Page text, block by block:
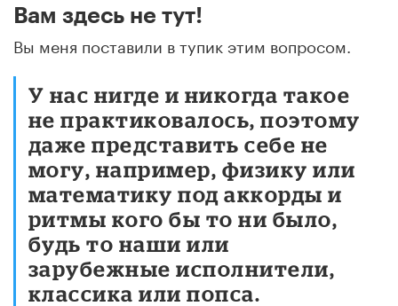
Вам здесь не тут!
Вы меня поставили в тупик этим вопросом.
У нас нигде и никогда такое
не практиковалось, поэтому
даже представить себе не
могу, например, физику или
математику под аккорды и
ритмы кого бы то ни было,
будь то наши или
зарубежные исполнители,
классика или попса.